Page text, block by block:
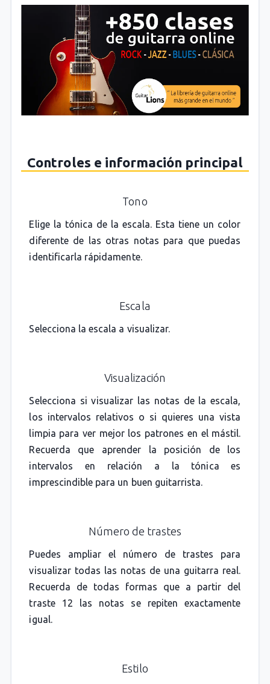
Controles e información principal
Tono
Elige la tónica de la escala. Esta tiene un color
diferente de las otras notas para que puedas
identificarla rápidamente.
Escala
Selecciona la escala a visualizar.
Visualización
Selecciona si visualizar las notas de la escala,
los intervalos relativos o si quieres una vista
limpia para ver mejor los patrones en el mástil.
Recuerda que aprender la posición de los
intervalos en relación a la tónica es
imprescindible para un buen guitarrista.
Número de trastes
Puedes ampliar el número de trastes para
visualizar todas las notas de una guitarra real.
Recuerda de todas formas que a partir del
traste 12 las notas se repiten exactamente
igual.
Estilo